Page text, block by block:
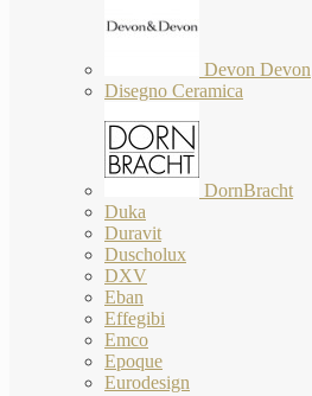
Devon Devon
Disegno Ceramica
DornBracht
Duka
Duravit
Duscholux
DXV
Eban
Effegibi
Emco
Epoque
Eurodesign